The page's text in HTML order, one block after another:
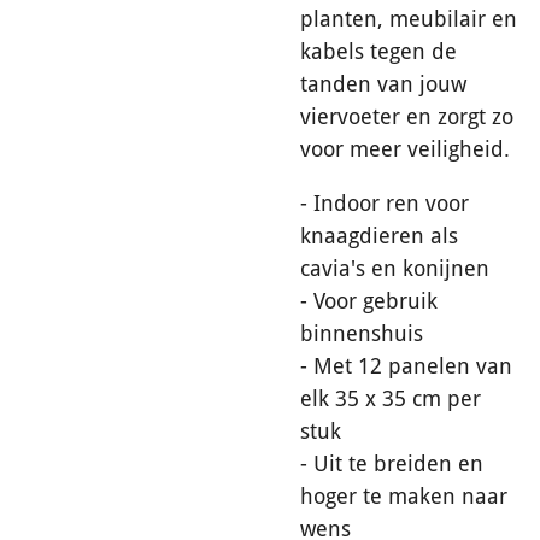
planten, meubilair en
kabels tegen de
tanden van jouw
viervoeter en zorgt zo
voor meer veiligheid.
- Indoor ren voor
knaagdieren als
cavia's en konijnen
- Voor gebruik
binnenshuis
- Met 12 panelen van
elk 35 x 35 cm per
stuk
- Uit te breiden en
hoger te maken naar
wens